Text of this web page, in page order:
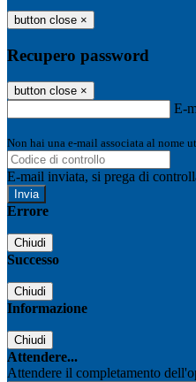
button close ×
Recupero password
button close ×
E-
Non hai una e-mail associata al nome
E-mail inviata, si prega di
Errore
Chiudi
Successo
Chiudi
Informazione
Chiudi
Attendere...
Attendere il completamento